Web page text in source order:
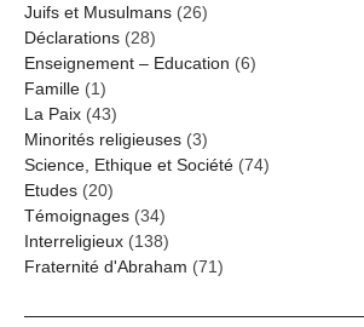
Juifs et Musulmans (26)
Déclarations (28)
Enseignement – Education (6)
Famille (1)
La Paix (43)
Minorités religieuses (3)
Science, Ethique et Société (74)
Etudes (20)
Témoignages (34)
Interreligieux (138)
Fraternité d'Abraham (71)